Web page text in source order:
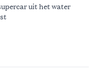
uit het water